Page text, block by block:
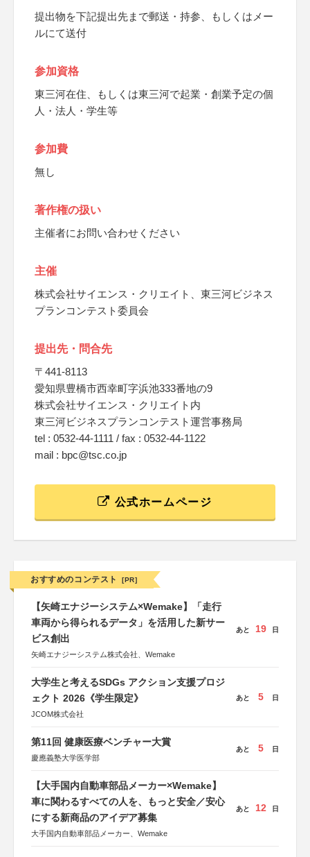
提出物を下記提出先まで郵送・持参、もしくはメー
ルにて送付
参加資格
東三河在住、もしくは東三河で起業・創業予定の個
人・法人・学生等
参加費
無し
著作権の扱い
主催者にお問い合わせください
主催
株式会社サイエンス・クリエイト、東三河ビジネス
プランコンテスト委員会
提出先・問合先
〒441-8113
愛知県豊橋市西幸町字浜池333番地の9
株式会社サイエンス・クリエイト内
東三河ビジネスプランコンテスト運営事務局
tel : 0532-44-1111 / fax : 0532-44-1122
mail : bpc@tsc.co.jp
公式ホームページ
おすすめのコンテスト [PR]
【矢崎エナジーシステム×Wemake】「走行
車両から得られるデータ」を活用した新サー
ビス創出
矢崎エナジーシステム株式会社、Wemake
あと 19 日
大学生と考えるSDGs アクション支援プロジ
ェクト 2026《学生限定》
JCOM株式会社
あと 5 日
第11回 健康医療ベンチャー大賞
慶應義塾大学医学部
あと 5 日
【大手国内自動車部品メーカー×Wemake】
車に関わるすべての人を、もっと安全／安心
にする新商品のアイデア募集
大手国内自動車部品メーカー、Wemake
あと 12 日